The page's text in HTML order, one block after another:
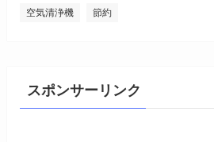
空気清浄機 節約
スポンサーリンク